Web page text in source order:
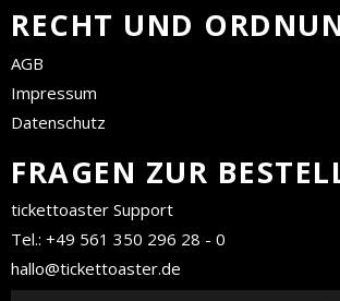
RECHT UND
AGB
Impressum
Datenschutz
FRAGEN ZUR
tickettoaster Support
Tel.: +49 561 350 296 28 - 0
hallo@tickettoaster.de